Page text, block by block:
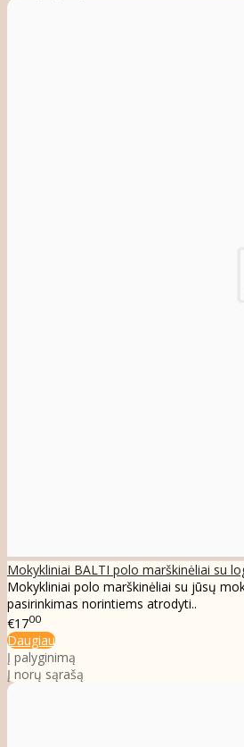
Mokykliniai BALTI polo marškinėliai su
Mokykliniai polo marškinėliai su jūsų
pasirinkimas norintiems atrodyti..
€1700
Daugiau
Į palyginimą
Į norų sąrašą